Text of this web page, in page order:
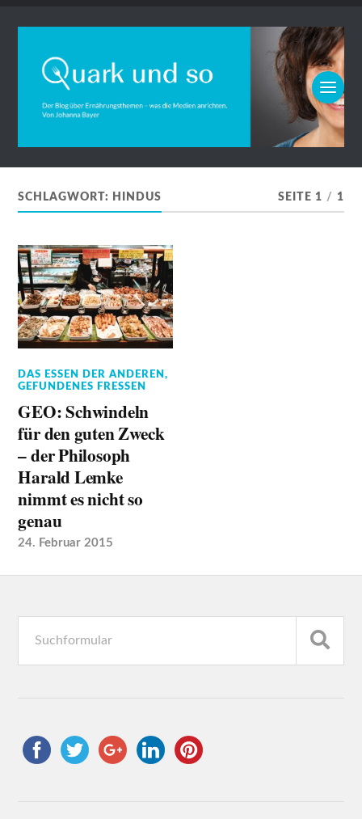
SCHLAGWORT: HINDUS SEITE 1 / 1
DAS ESSEN DER ANDEREN,
GEFUNDENES FRESSEN
GEO: Schwindeln
für den guten Zweck
– der Philosoph
Harald Lemke
nimmt es nicht so
genau
24. Februar 2015